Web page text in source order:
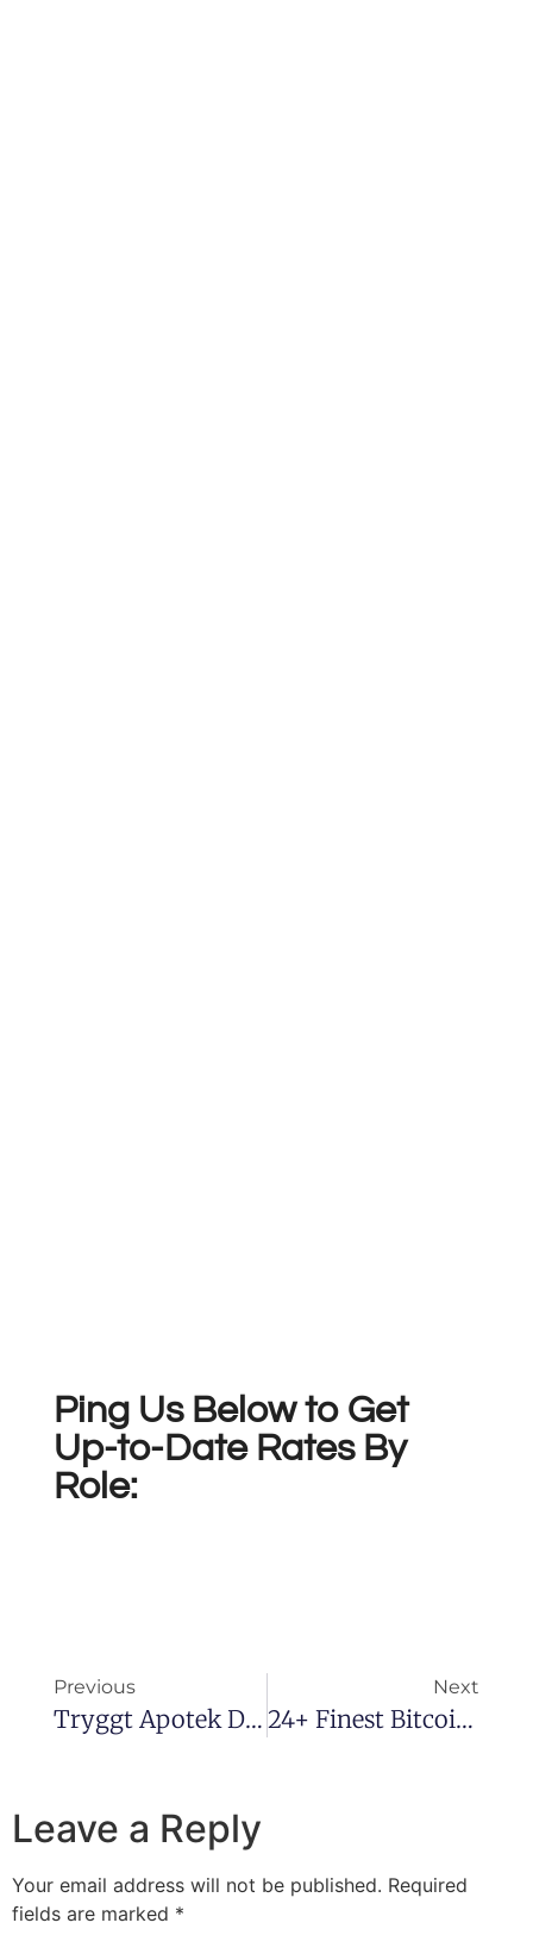
Ping Us Below to Get
Up-to-Date Rates By
Role:
Previous
Tryggt Apotek Din Guide Till Säker Och Effektiv Läkemedelsanvändning
Next
24+ Finest Bitcoin BTC Online Casino Deposit 5 Play With 25 Gambling Enterprises & Betting Websites 2025: Finest Crypto Gambling Enterprise Selections Ranked!
Leave a Reply
Your email address will not be published. Required
fields are marked *